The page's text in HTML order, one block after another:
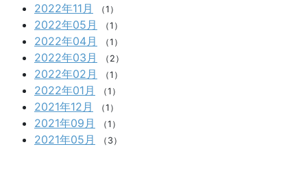
2022年11月 （1）
2022年05月 （1）
2022年04月 （1）
2022年03月 （2）
2022年02月 （1）
2022年01月 （1）
2021年12月 （1）
2021年09月 （1）
2021年05月 （3）